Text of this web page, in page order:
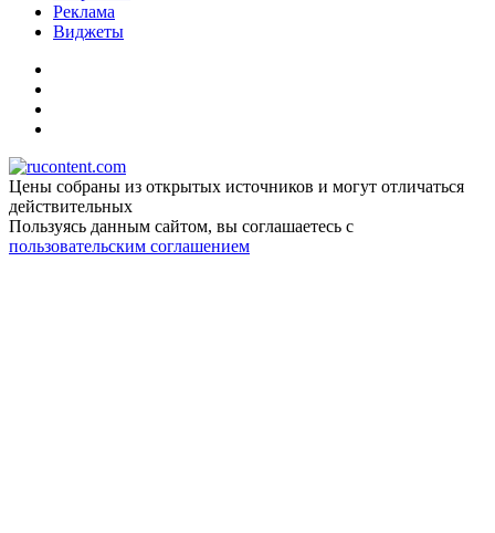
Реклама
Виджеты
Цены собраны из открытых источников и могут отличаться
действительных
Пользуясь данным сайтом, вы соглашаетесь c
пользовательским соглашением